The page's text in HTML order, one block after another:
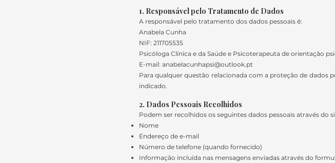
1. Responsável pelo Tratamento de Dados
A responsável pelo tratamento dos dados pessoais é:
Anabela Cunha
NIF: 211705535
Psicóloga Clínica e da Saúde e Psicoterapeuta de orientação
E-mail: anabelacunhapsi@outlook.pt
Para qualquer questão relacionada com a proteção de dados
indicado.
2. Dados Pessoais Recolhidos
Podem ser recolhidos os seguintes dados pessoais através do
Nome
Endereço de e-mail
Número de telefone (quando fornecido)
Informação incluída nas mensagens enviadas através do